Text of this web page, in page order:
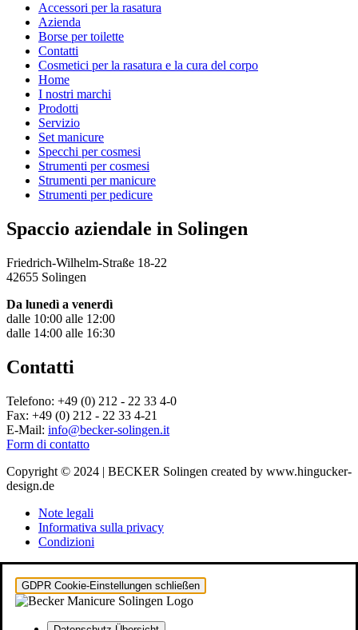
Accessori per la rasatura
Azienda
Borse per toilette
Contatti
Cosmetici per la rasatura e la cura del corpo
Home
I nostri marchi
Prodotti
Servizio
Set manicure
Specchi per cosmesi
Strumenti per cosmesi
Strumenti per manicure
Strumenti per pedicure
Spaccio aziendale in Solingen
Friedrich-Wilhelm-Straße 18-22
42655 Solingen
Da lunedì a venerdì
dalle 10:00 alle 12:00
dalle 14:00 alle 16:30
Contatti
Telefono: +49 (0) 212 - 22 33 4-0
Fax: +49 (0) 212 - 22 33 4-21
E-Mail: info@becker-solingen.it
Form di contatto
Copyright © 2024 | BECKER Solingen created by www.hingucker-
design.de
Note legali
Informativa sulla privacy
Condizioni
GDPR Cookie-Einstellungen schließen